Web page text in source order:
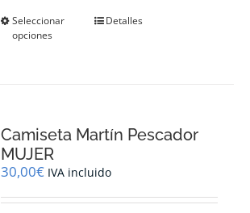
Seleccionar
opciones
Este
se
elegir
en
la
Detalles
Camiseta Martín Pescador
MUJER
30,00€ IVA incluido